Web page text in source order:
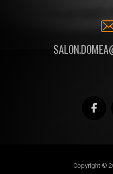
Copyright ©